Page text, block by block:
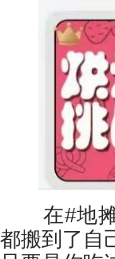
在#地摊
都搬到了自